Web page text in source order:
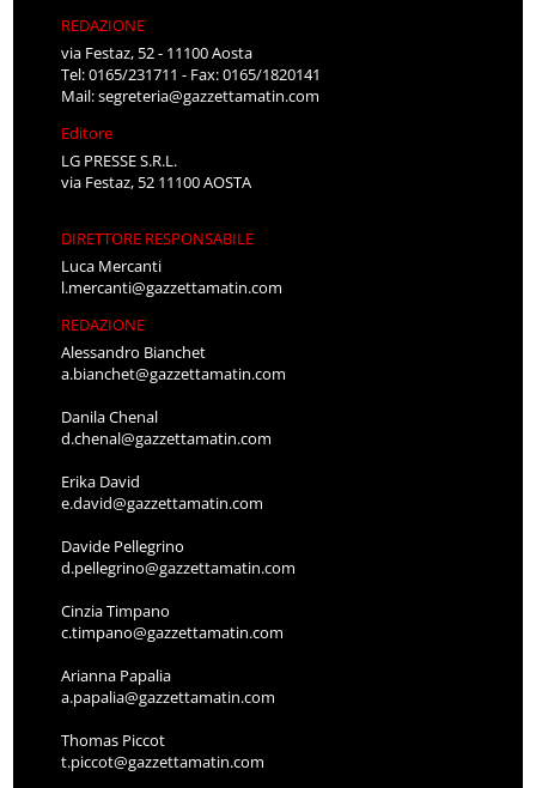
REDAZIONE
via Festaz, 52 - 11100 Aosta
Tel: 0165/231711 - Fax: 0165/1820141
Mail:segreteria@gazzettamatin.com
Editore
LG PRESSE S.R.L.
via Festaz, 52 11100 AOSTA
DIRETTORE RESPONSABILE
Luca Mercanti
l.mercanti@gazzettamatin.com
REDAZIONE
Alessandro Bianchet
a.bianchet@gazzettamatin.com
Danila Chenal
d.chenal@gazzettamatin.com
Erika David
e.david@gazzettamatin.com
Davide Pellegrino
d.pellegrino@gazzettamatin.com
Cinzia Timpano
c.timpano@gazzettamatin.com
Arianna Papalia
a.papalia@gazzettamatin.com
Thomas Piccot
t.piccot@gazzettamatin.com